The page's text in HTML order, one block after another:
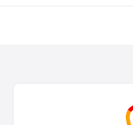
町田・相模原・愛川